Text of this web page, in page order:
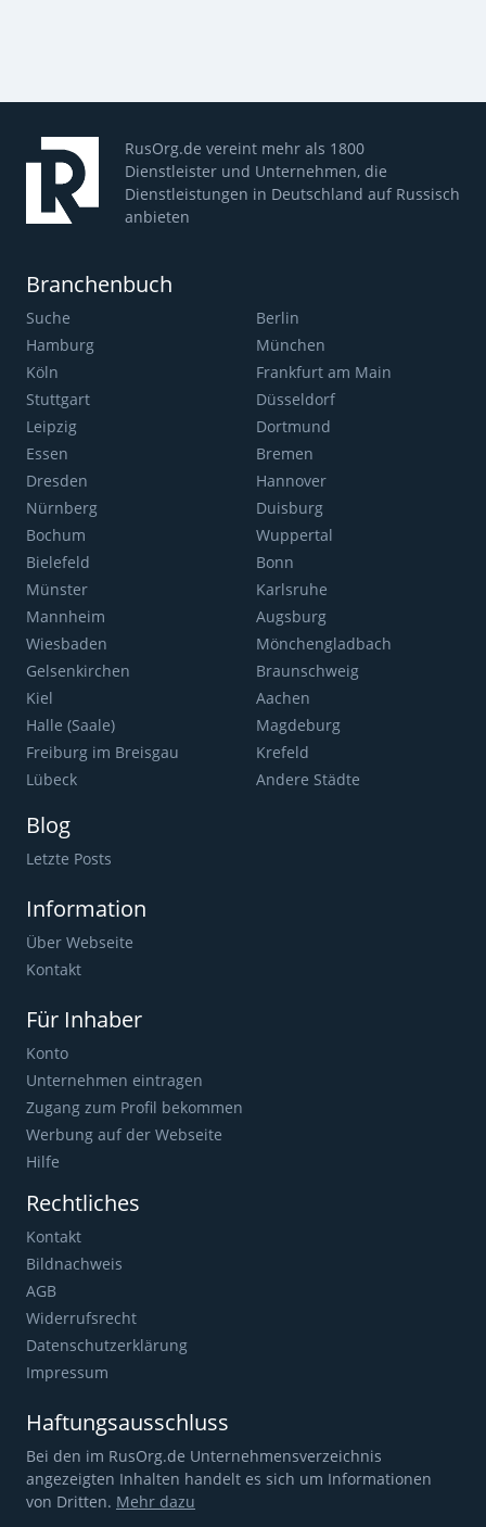
RusOrg.de vereint mehr als 1800
Dienstleister und Unternehmen, die
Dienstleistungen in Deutschland auf Russisch
anbieten
Branchenbuch
Suche
Berlin
Hamburg
München
Köln
Frankfurt am Main
Stuttgart
Düsseldorf
Leipzig
Dortmund
Essen
Bremen
Dresden
Hannover
Nürnberg
Duisburg
Bochum
Wuppertal
Bielefeld
Bonn
Münster
Karlsruhe
Mannheim
Augsburg
Wiesbaden
Mönchengladbach
Gelsenkirchen
Braunschweig
Kiel
Aachen
Halle (Saale)
Magdeburg
Freiburg im Breisgau
Krefeld
Lübeck
Andere Städte
Blog
Letzte Posts
Information
Über Webseite
Kontakt
Für Inhaber
Konto
Unternehmen eintragen
Zugang zum Profil bekommen
Werbung auf der Webseite
Hilfe
Rechtliches
Kontakt
Bildnachweis
AGB
Widerrufsrecht
Datenschutzerklärung
Impressum
Haftungsausschluss
Bei den im RusOrg.de Unternehmensverzeichnis
angezeigten Inhalten handelt es sich um Informationen
von Dritten. Mehr dazu